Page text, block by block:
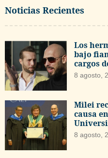
Noticias Recientes
Los
bajo
cargos
8 agosto,
Milei
causa
8 agosto,